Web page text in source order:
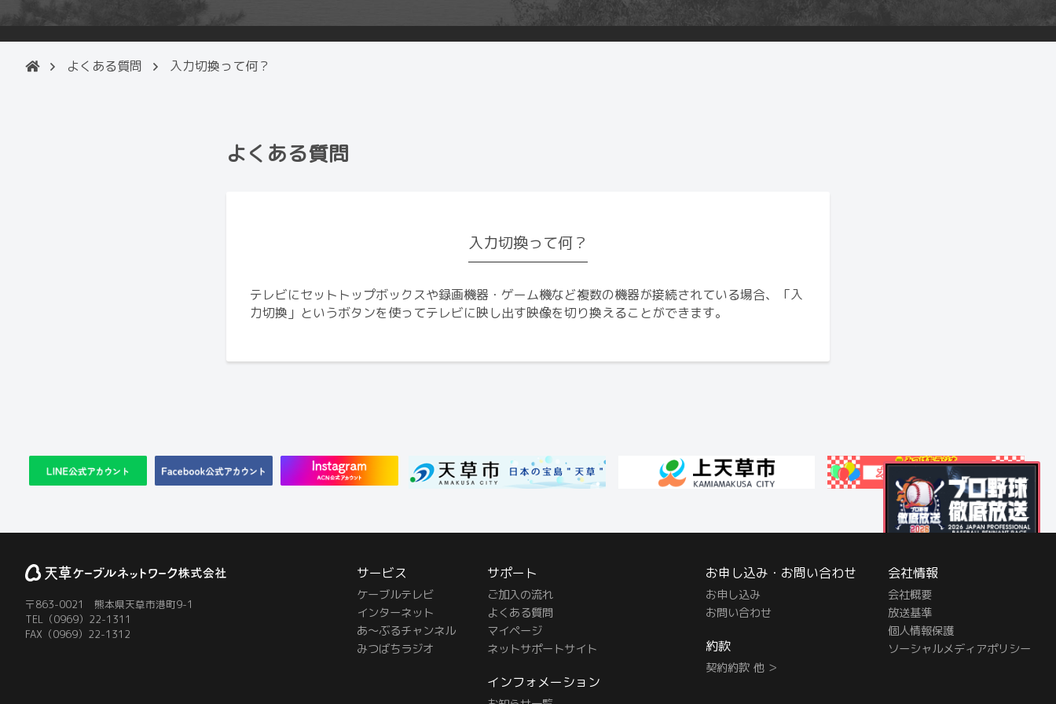
よくある質問 入力切換って何？
よくある質問
入力切換って何？
テレビにセットトップボックスや録画機器・ゲーム機など複数の機器が接続されている場合、「入
力切換」というボタンを使ってテレビに映し出す映像を切り換えることができます。
〒863-0021 熊本県天草市港町9-1
TEL（0969）22-1311
FAX（0969）22-1312
サービス
ケーブルテレビ
インターネット
あ〜ぶるチャンネル
みつばちラジオ
サポート
ご加入の流れ
よくある質問
マイページ
ネットサポートサイト
インフォメーション
お申し込み・お問い合わせ
お申し込み
お問い合わせ
約款
契約約款 他 ＞
会社情報
会社概要
放送基準
個人情報保護
ソーシャルメディアポリシー